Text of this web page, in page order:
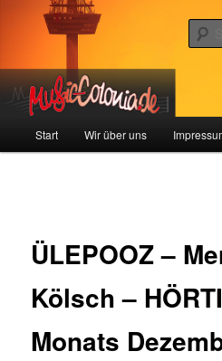
music-colonia
Colonia und Musik!
Start Wir über uns
ÜLEPOOZ –
Kölsch –
Monats